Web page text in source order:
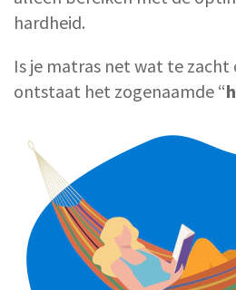
hardheid.
Is je matras net wat te zacht
ontstaat het zogenaamde “